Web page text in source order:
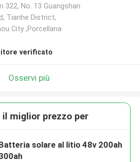
322, No. 13 Guangshan
Tianhe District,
City ,Porcellana
verificato
Osservi più
miglior prezzo per
solare al litio 48v 200ah